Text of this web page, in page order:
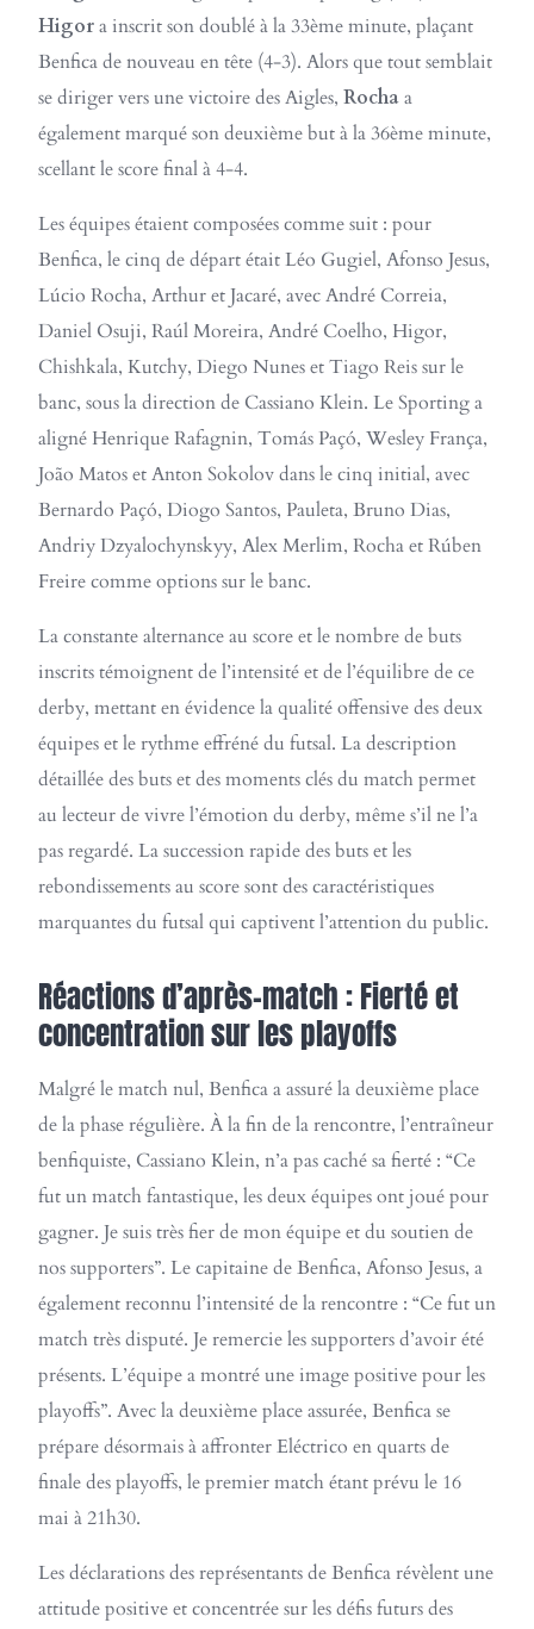
Higora inscrit son doublé à la 33ème minute, plaçant
Benfica de nouveau en tête (4-3). Alors que tout semblait
se diriger vers une victoire des Aigles, Rochaa
également marqué son deuxième but à la 36ème minute,
scellant le score final à 4-4.
Les équipes étaient composées comme suit : pour
Benfica, le cinq de départ était Léo Gugiel, Afonso Jesus,
Lúcio Rocha, Arthur et Jacaré, avec André Correia,
Daniel Osuji, Raúl Moreira, André Coelho, Higor,
Chishkala, Kutchy, Diego Nunes et Tiago Reis sur le
banc, sous la direction de Cassiano Klein. Le Sporting a
aligné Henrique Rafagnin, Tomás Paçó, Wesley França,
João Matos et Anton Sokolov dans le cinq initial, avec
Bernardo Paçó, Diogo Santos, Pauleta, Bruno Dias,
Andriy Dzyalochynskyy, Alex Merlim, Rocha et Rúben
Freire comme options sur le banc.
La constante alternance au score et le nombre de buts
inscrits témoignent de l’intensité et de l’équilibre de ce
derby, mettant en évidence la qualité offensive des deux
équipes et le rythme effréné du futsal. La description
détaillée des buts et des moments clés du match permet
au lecteur de vivre l’émotion du derby, même s’il ne l’a
pas regardé. La succession rapide des buts et les
rebondissements au score sont des caractéristiques
marquantes du futsal qui captivent l’attention du public.
Réactions d’après-match : Fierté et
concentration sur les playoffs
Malgré le match nul, Benfica a assuré la deuxième place
de la phase régulière. À la fin de la rencontre, l’entraîneur
benfiquiste, Cassiano Klein, n’a pas caché sa fierté : “Ce
fut un match fantastique, les deux équipes ont joué pour
gagner. Je suis très fier de mon équipe et du soutien de
nos supporters”. Le capitaine de Benfica, Afonso Jesus, a
également reconnu l’intensité de la rencontre : “Ce fut un
match très disputé. Je remercie les supporters d’avoir été
présents. L’équipe a montré une image positive pour les
playoffs”. Avec la deuxième place assurée, Benfica se
prépare désormais à affronter Eléctrico en quarts de
finale des playoffs, le premier match étant prévu le 16
mai à 21h30.
Les déclarations des représentants de Benfica révèlent une
attitude positive et concentrée sur les défis futurs des